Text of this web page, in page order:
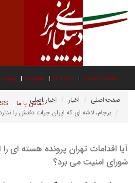
صفحه نخست درباره ما عضویت پیوند
تماس با ما صفحه‌اصلی اخبار
اخبار اصلی
برجام، لاشه ای که ایران جرات دفنش را ندارد
آیا اقدامات تهران پرونده هسته ای
شورای امنیت می برد؟